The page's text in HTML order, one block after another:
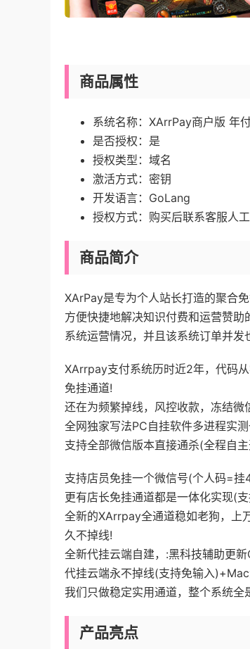
商品属性
系统名称： XArrPay商户版 年
是否授权： 是
授权类型：域名
激活方式： 密钥
开发语言： GoLang
授权方式： 购买后联系客服人
商品简介
XArPay是专为个人站长打造的聚合
方便快捷地解决知识付费和运营赞
系统运营情况，并且该系统订单并发
XArrpay支付系统历时近2年，代码
免挂通道!
还在为频繁掉线，风控收款，冻结微
全网独家写法PC自挂软件多进程实
支持全部微信版本直接通杀(全程自
支持店员免挂一个微信号(个人码=
更有店长免挂通道都是一体化实现(
全新的XArrpay全通道稳如老狗，上
久不掉线!
全新代挂云端自建，:黑科技辅助更
代挂云端永不掉线(支持免输入
我们只做稳定实用通道，整个系统
产品亮点